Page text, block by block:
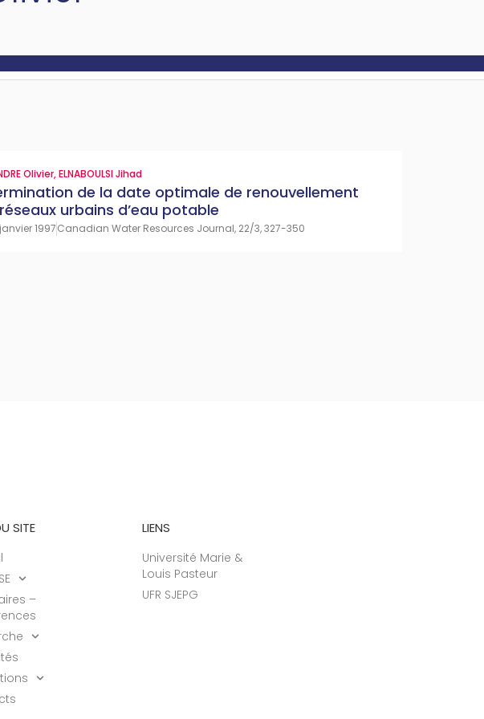
Olivier,ELNABOULSI Jihad
de la date optimale de renouvellement
urbains d’eau potable
janvier 1997Canadian Water Resources Journal, 22/3, 327-350
SITE
–
LIENS
Université Marie &
Louis Pasteur
UFR SJEPG